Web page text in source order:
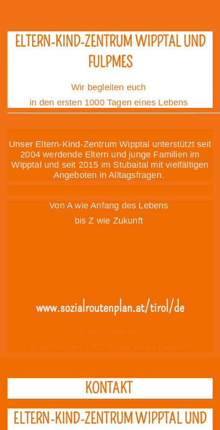
ELTERN-KIND-ZENTRUM WIPPTAL UND
FULPMES
Wir begleiten euch
in den ersten 1000 Tagen eines Lebens
Unser Eltern-Kind-Zentrum Wipptal unterstützt seit
2004 werdende Eltern und junge Familien im
Wipptal und seit 2015 im Stubaital mit vielfältigen
Angeboten in Alltagsfragen.
Von A wie Anfang des Lebens
bis Z wie Zukunft
www.sozialroutenplan.at/tirol/de
KONTAKT
ELTERN-KIND-ZENTRUM WIPPTAL UND